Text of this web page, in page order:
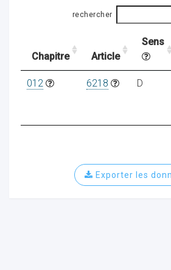
rechercher
Chapitre Article
Sens
012 6218 D
Exporter les